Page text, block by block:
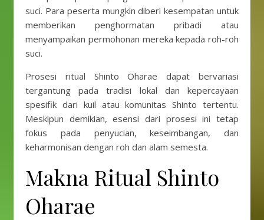
suci. Para peserta mungkin diberi kesempatan untuk
memberikan penghormatan pribadi atau
menyampaikan permohonan mereka kepada roh-roh
suci.
Prosesi ritual Shinto Oharae dapat bervariasi
tergantung pada tradisi lokal dan kepercayaan
spesifik dari kuil atau komunitas Shinto tertentu.
Meskipun demikian, esensi dari prosesi ini tetap
fokus pada penyucian, keseimbangan, dan
keharmonisan dengan roh dan alam semesta.
Makna Ritual Shinto
Oharae